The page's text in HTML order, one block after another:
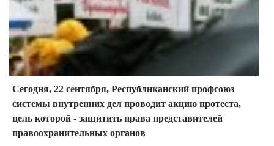
Сегодня, 22 сентября, Республиканский профсоюз
системы внутренних дел проводит акцию протеста,
цель которой - защитить права представителей
правоохранительных органов